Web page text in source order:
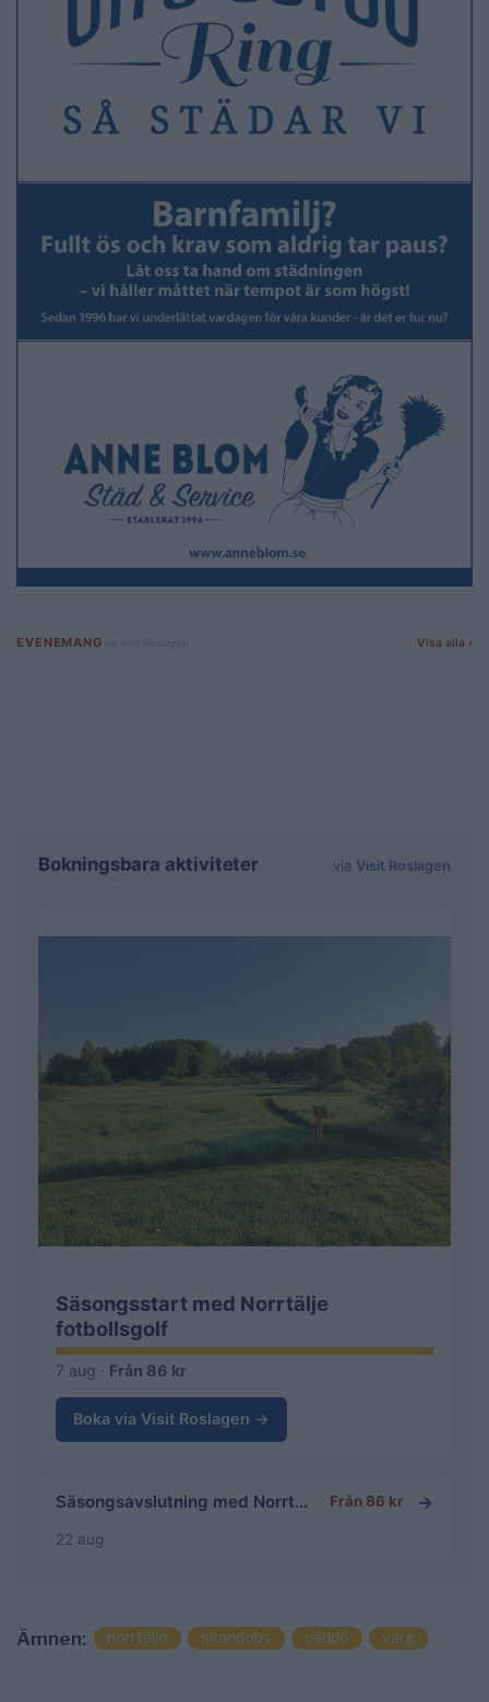
Bokningsbara aktiviteter via Visit Roslagen
Säsongsstart med Norrtälje
fotbollsgolf
7 aug · Från 86 kr
Boka via Visit Roslagen →
Säsongsavslutning med Norrtälje fotbollsgolf
22 aug
Från 86 kr →
Ämnen: norrtälje skandobs väddö varg